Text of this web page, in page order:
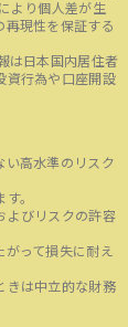
より個人差が生
再現性を保証する
は日本国内居住者
資行為や口座開設
い高水準のリスク
。
よびリスクの許容
って損失に耐え
きは中立的な財務